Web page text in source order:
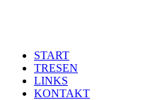
START
TRESEN
LINKS
KONTAKT